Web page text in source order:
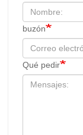
buzón
Qué pedir